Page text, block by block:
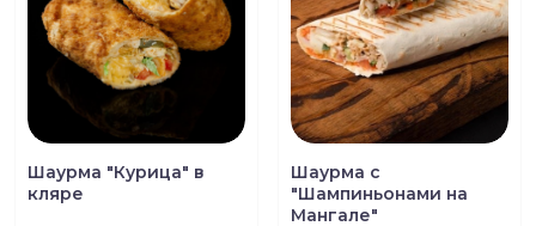
Шаурма "Курица" в
кляре
Шаурма с
"Шампиньонами на
Мангале"